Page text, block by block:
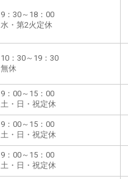
9：30～18：00
水・第2火定休
10：30～19：30
無休
9：00～15：00
土・日・祝定休
9：00～15：00
土・日・祝定休
9：00～15：00
土・日・祝定休